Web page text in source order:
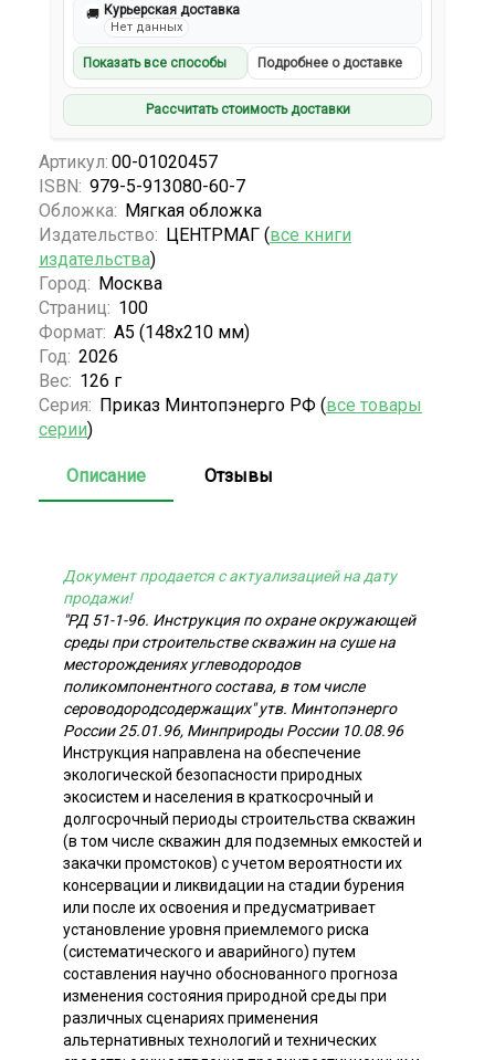
🚚 Курьерская доставка
Нет данных
Показать все способы Подробнее о доставке
Рассчитать стоимость доставки
Артикул: 00-01020457
ISBN: 979-5-913080-60-7
Обложка: Мягкая обложка
Издательство: ЦЕНТРМАГ (все книги
издательства)
Город: Москва
Страниц: 100
Формат: А5 (148x210 мм)
Год: 2026
Вес: 126 г
Серия: Приказ Минтопэнерго РФ (все товары
серии)
Описание Отзывы
Документ продается с актуализацией на дату
продажи!
"РД 51-1-96. Инструкция по охране окружающей
среды при строительстве скважин на суше на
месторождениях углеводородов
поликомпонентного состава, в том числе
сероводородсодержащих" утв. Минтопэнерго
России 25.01.96, Минприроды России 10.08.96
Инструкция направлена на обеспечение
экологической безопасности природных
экосистем и населения в краткосрочный и
долгосрочный периоды строительства скважин
(в том числе скважин для подземных емкостей и
закачки промстоков) с учетом вероятности их
консервации и ликвидации на стадии бурения
или после их освоения и предусматривает
установление уровня приемлемого риска
(систематического и аварийного) путем
составления научно обоснованного прогноза
изменения состояния природной среды при
различных сценариях применения
альтернативных технологий и технических